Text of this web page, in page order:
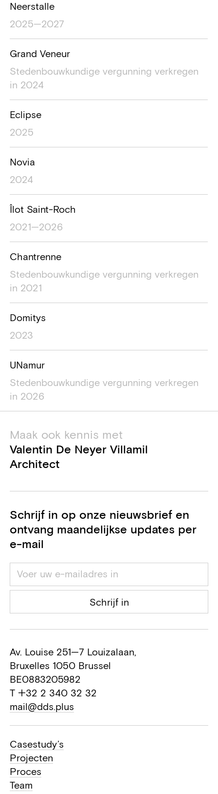
Neerstalle
2025—2027
Grand Veneur
Stedenbouwkundige vergunning verkregen
in 2024
Eclipse
2025
Novia
2024
Îlot Saint-Roch
2021—2026
Chantrenne
Stedenbouwkundige vergunning verkregen
in 2021
Domitys
2023
UNamur
Stedenbouwkundige vergunning verkregen
in 2026
Maak ook kennis met
Valentin De Neyer Villamil
Architect
Schrijf in op onze nieuwsbrief en
ontvang maandelijkse updates per
e-mail
Schrijf in
Av. Louise 251—7 Louizalaan,
Bruxelles 1050 Brussel
BE0883205982
T +32 2 340 32 32
mail@dds.plus
Casestudy’s
Projecten
Proces
Team